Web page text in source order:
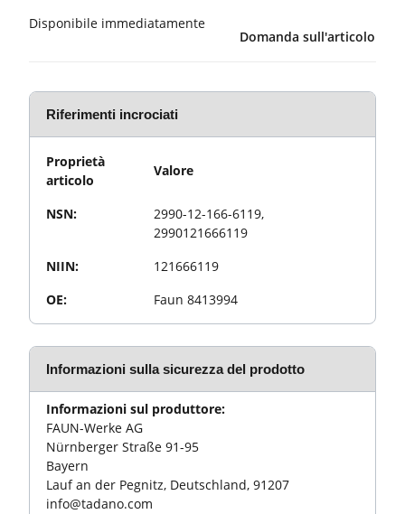
Disponibile immediatamente
Domanda sull'articolo
Riferimenti incrociati
Proprietà
articolo
Valore
NSN:
2990-12-166-6119,
2990121666119
NIIN:
121666119
OE:
Faun 8413994
Informazioni sulla sicurezza del prodotto
Informazioni sul produttore:
FAUN-Werke AG
Nürnberger Straße 91-95
Bayern
Lauf an der Pegnitz, Deutschland, 91207
info@tadano.com